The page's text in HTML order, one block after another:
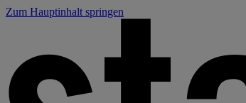
Zum Hauptinhalt springen